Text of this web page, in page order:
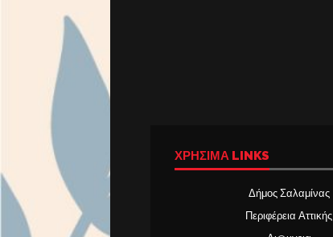
ΧΡΉΣΙΜΑ LINKS
Δήμος Σαλαμίνας
Περιφέρεια Αττικής